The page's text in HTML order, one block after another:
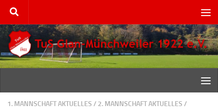
Zum Inhalt springen
1. MANNSCHAFT AKTUELLES / 2. MANNSCHAFT AKTUELLES /